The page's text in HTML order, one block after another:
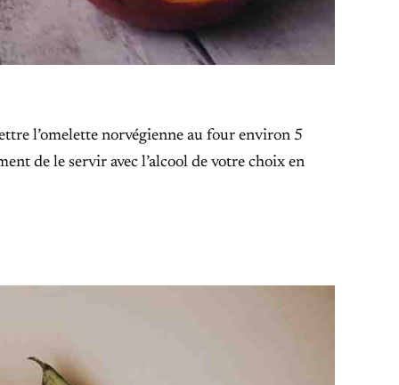
l’omelette norvégienne au four environ 5
de le servir avec l’alcool de votre choix en